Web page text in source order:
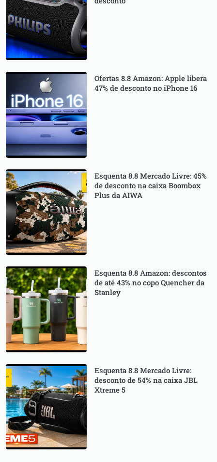
Ofertas 8.8 Amazon: Apple libera
47% de desconto no iPhone 16
Esquenta 8.8 Mercado Livre: 45%
de desconto na caixa Boombox
Plus da AIWA
Esquenta 8.8 Amazon: descontos
de até 43% no copo Quencher da
Stanley
Esquenta 8.8 Mercado Livre:
desconto de 54% na caixa JBL
Xtreme 5